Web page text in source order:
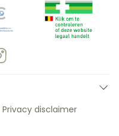
Privacy disclaimer